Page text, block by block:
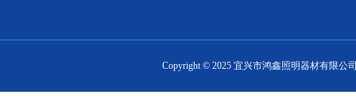
Copyright © 2025 宜兴市鸿鑫照明器材有限公